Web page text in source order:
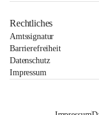
Rechtliches
Amtssignatur
Barrierefreiheit
Datenschutz
Impressum